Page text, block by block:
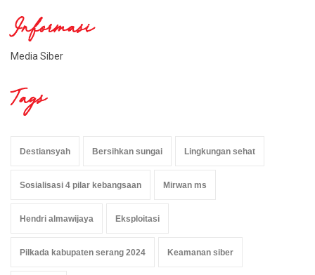
Informasi
Media Siber
Tags
Destiansyah Bersihkan sungai Lingkungan sehat
Sosialisasi 4 pilar kebangsaan Mirwan ms
Hendri almawijaya Eksploitasi
Pilkada kabupaten serang 2024 Keamanan siber